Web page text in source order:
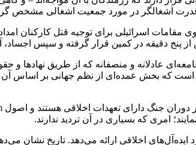
اشغالگر در مورد جمعیت اشغالی مشخص
اسرائیلی برای توجیه قتل کارکنان
عادلانه و منصفانه که از طریق نهادها و
است که بخش عمده‌ای از نظم جهانی بر اساس
امری که بسیاری در آن تردید ندارند.
ایده‌آل‌های اخلاقی ارائه می‌دهد. تاریخ